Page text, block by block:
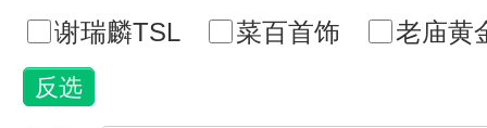
谢瑞麟TSL
菜百首饰 老庙黄